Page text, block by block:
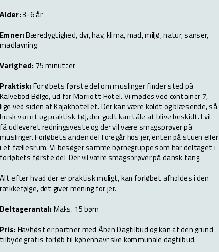
Alder:3-6 år
Emner:Bæredygtighed, dyr, hav, klima, mad, miljø, natur, sanser,
madlavning
Varighed: 75 minutter
Praktisk: Forløbets første del om muslinger finder sted på
Kalvebod Bølge, ud for Marriott Hotel. Vi mødes ved container 7,
lige ved siden af Kajakhotellet. Der kan være koldt og blæsende, så
husk varmt og praktisk tøj, der godt kan tåle at blive beskidt. I vil
få udleveret redningsveste og der vil være smagsprøver på
muslinger. Forløbets anden del foregår hos jer, enten på stuen eller
i et fællesrum. Vi besøger samme børnegruppe som har deltaget i
forløbets første del. Der vil være smagsprøver på dansk tang.
Alt efter hvad der er praktisk muligt, kan forløbet afholdes i den
rækkefølge, det giver mening for jer.
Deltagerantal: Maks. 15 børn
Pris: Havhøst er partner med Åben Dagtilbud og kan af den grund
tilbyde gratis forløb til københavnske kommunale dagtilbud.